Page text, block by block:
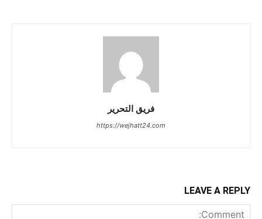
فريق التحرير
https://wejhatt24.com
LEAVE A REPLY